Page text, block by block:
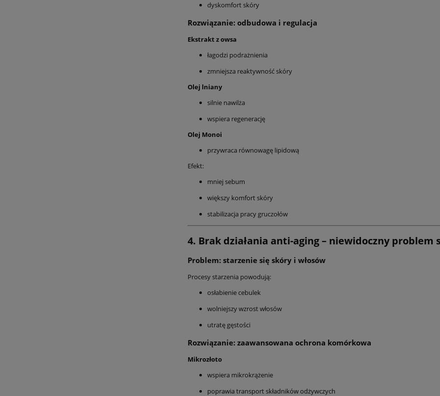
dyskomfort skóry
Rozwiązanie: odbudowa i regulacja
Ekstrakt z owsa
łagodzi podrażnienia
zmniejsza reaktywność skóry
Olej lniany
silnie nawilża
wspiera regenerację
Olej Monoi
przywraca równowagę lipidową
Efekt:
mniej sebum
większy komfort skóry
stabilizacja pracy gruczołów
4. Brak działania anti-aging – niewidoczny problem
Problem: starzenie się skóry i włosów
Procesy starzenia powodują:
osłabienie cebulek
wolniejszy wzrost włosów
utratę gęstości
Rozwiązanie: zaawansowana ochrona komórkowa
Mikrozłoto
wspiera mikrokrążenie
poprawia transport składników odżywczych